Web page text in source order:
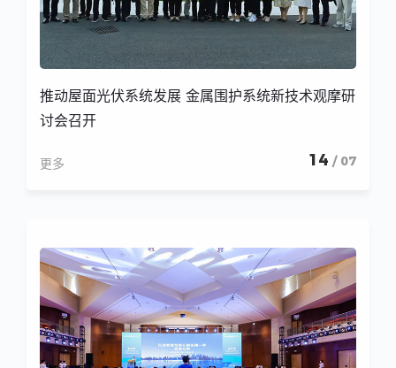
推动屋面光伏系统发展 金属围护系统新技术观摩研
讨会召开
更多 14 / 07